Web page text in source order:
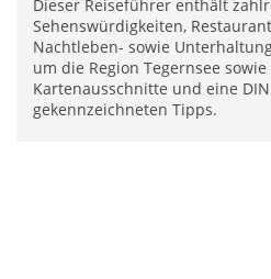
Dieser Reiseführer enthält
Sehenswürdigkeiten,
Nachtleben- sowie
um die Region Tegernsee
Kartenausschnitte und eine
gekennzeichneten Tipps.